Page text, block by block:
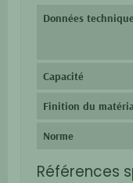
Données
Capacité
Finition du
Norme
Références